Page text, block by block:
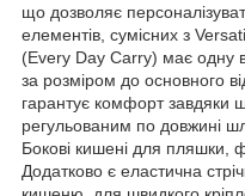
що дозволяє
елементів, сумісних з
(Every Day Carry) має одну
за розміром до основного
гарантує комфорт завдяки
регульованим по довжині
Бокові кишені для пляшки,
Додатково є еластична